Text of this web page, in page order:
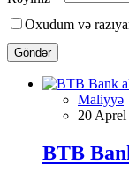
Oxudum və
Göndər
Maliyyə
20
BTB